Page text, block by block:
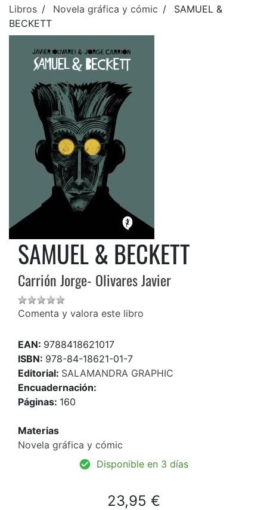
Libros Novela gráfica y cómic
SAMUEL &
BECKETT
SAMUEL & BECKETT
Carrión Jorge- Olivares Javier
Comenta y valora este libro
EAN: 9788418621017
ISBN: 978-84-18621-01-7
Editorial: SALAMANDRA GRAPHIC
Encuadernación:
Páginas: 160
Materias
Novela gráfica y cómic
Disponible en 3 días
23,95 €